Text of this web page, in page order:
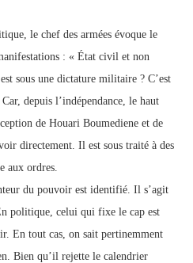
le chef des armées évoque le
: « État civil et non
sous une dictature militaire ? C’est
depuis l’indépendance, le haut
de Houari Boumediene et de
directement. Il est sous traité à des
aux ordres.
du pouvoir est identifié. Il s’agit
politique, celui qui fixe le cap est
En tout cas, on sait pertinemment
Bien qu’il rejette le calendrier